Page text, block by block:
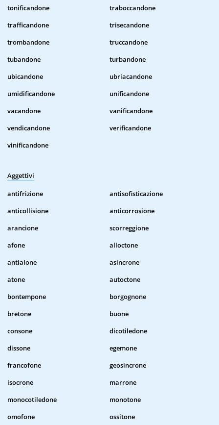
tonificandone
traboccandone
trafficandone
trisecandone
trombandone
truccandone
tubandone
turbandone
ubicandone
ubriacandone
umidificandone
unificandone
vacandone
vanificandone
vendicandone
verificandone
vinificandone
Aggettivi
antifrizione
antisofisticazione
anticollisione
anticorrosione
arancione
scorreggione
afone
alloctone
antialone
asincrone
atone
autoctone
bontempone
borgognone
bretone
buone
consone
dicotiledone
dissone
egemone
francofone
geosincrone
isocrone
marrone
monocotiledone
monotone
omofone
ossitone